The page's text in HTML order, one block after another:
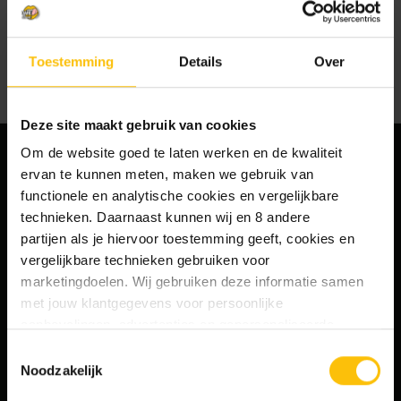
Toestemming Details Over
Deze site maakt gebruik van cookies
Om de website goed te laten werken en de kwaliteit
ervan te kunnen meten, maken we gebruik van
functionele en analytische cookies en vergelijkbare
technieken. Daarnaast kunnen wij en 8 andere
partijen als je hiervoor toestemming geeft, cookies en
vergelijkbare technieken gebruiken voor
marketingdoelen. Wij gebruiken deze informatie samen
met jouw klantgegevens voor persoonlijke
ervaringen: je eigen DTDD (gepersonaliseerde
aanbevelingen, functionaliteiten en communicatie binnen
Noodzakelijk
Er staan geen producten vermeld onder dit merk.
MELD JE AAN VOOR ONZE NIEUWSBRIEF
EN ONTVANG 10% KORTING!
Ja, ik ontvang graag jullie wekelijkse
nieuwsbrief met nieuws en aanbiedingen.
Mijn gegevens worden verwerkt volgens het
privacybeleid.